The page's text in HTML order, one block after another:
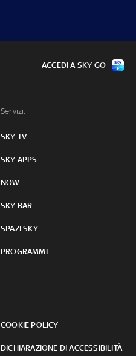
Servizi:
SKY TV
SKY APPS
NOW
SKY BAR
SPAZI SKY
PROGRAMMI
COOKIE POLICY
DICHIARAZIONE DI ACCESSIBILITÀ
ACCEDI A SKY GO